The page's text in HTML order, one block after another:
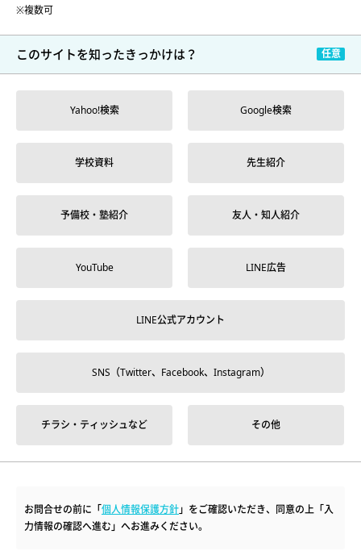
※複数可
このサイトを知ったきっかけは？
Yahoo!検索 Google検索
学校資料 先生紹介
予備校・塾紹介 友人・知人紹介
YouTube LINE広告
LINE公式アカウント
SNS（Twitter、Facebook、Instagram）
チラシ・ティッシュなど その他
お問合せの前に「個人情報保護方針」をご確認いただき、同意の上「入
力情報の確認へ進む」へお進みください。